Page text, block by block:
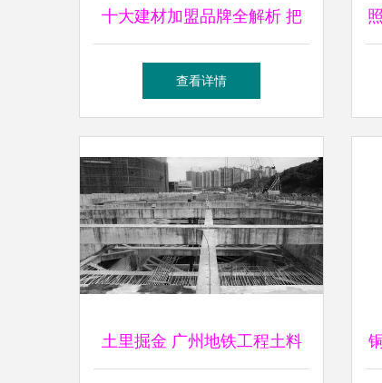
十大建材加盟品牌全解析 把
握行业脉搏，开启财富之路
查看详情
土里掘金 广州地铁工程土料